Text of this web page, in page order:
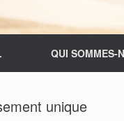
QUI SOMMES-
unique